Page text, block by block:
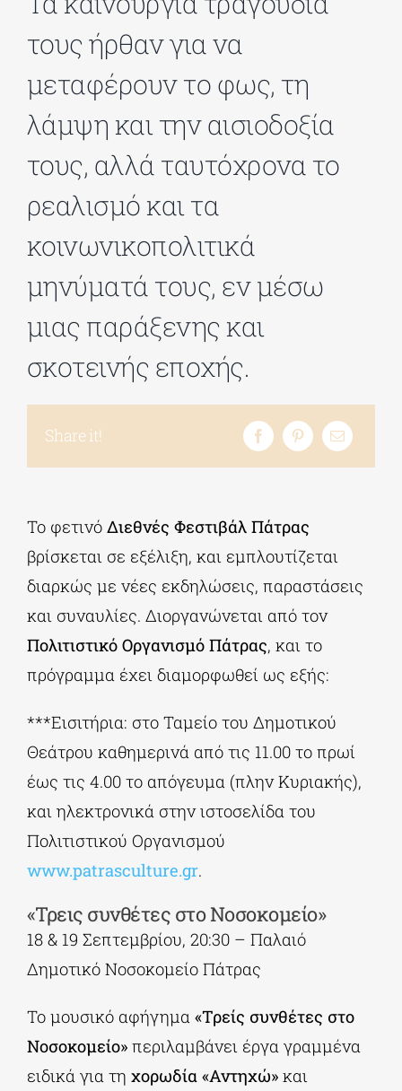
ΔΙΔΑΚΤΟΡΙΚΑ
ΕΚΠΑΙΔΕΥΤΙΚΑ ΙΔΡΥΜΑΤΑ
ΠΟΛΙΤΙΣΤΙΚΟΙ ΦΟΡΕΙΣ
ΔΗΜΟΙ
τους ήρθαν για να
μεταφέρουν το φως, τη
λάμψη και την αισιοδοξία
τους, αλλά ταυτόχρονα το
ρεαλισμό και τα
κοινωνικοπολιτικά
μηνύματά τους, εν μέσω
μιας παράξενης και
σκοτεινής εποχής.
Share it!
Το φετινό Διεθνές Φεστιβάλ Πάτρας
βρίσκεται σε εξέλιξη, και εμπλουτίζεται
διαρκώς με νέες εκδηλώσεις, παραστάσεις
και συναυλίες. Διοργανώνεται από τον
Πολιτιστικό Οργανισμό Πάτρας, και το
πρόγραμμα έχει διαμορφωθεί ως εξής:
***Εισιτήρια: στο Ταμείο του Δημοτικού
Θεάτρου καθημερινά από τις 11.00 το πρωί
έως τις 4.00 το απόγευμα (πλην Κυριακής),
και ηλεκτρονικά στην ιστοσελίδα του
Πολιτιστικού Οργανισμού
www.patrasculture.gr.
«Τρεις συνθέτες στο Νοσοκομείο»
18 & 19 Σεπτεμβρίου, 20:30 – Παλαιό
Δημοτικό Νοσοκομείο Πάτρας
Το μουσικό αφήγημα «Τρείς συνθέτες στο
Νοσοκομείο» περιλαμβάνει έργα γραμμένα
ειδικά για τη χορωδία «Αντηχώ»και